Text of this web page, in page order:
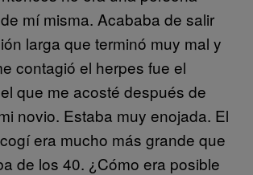
mí misma. Acababa de salir
larga que terminó muy mal y
contagió el herpes fue el
que me acosté después de
novio. Estaba muy enojada. El
era mucho más grande que
de los 40. ¿Cómo era posible